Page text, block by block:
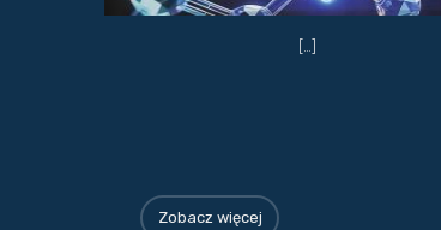
[…]
Zobacz więcej